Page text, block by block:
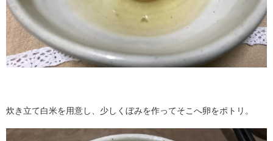
炊き立て白米を用意し、少しくぼみを作ってそこへ卵をポトリ。